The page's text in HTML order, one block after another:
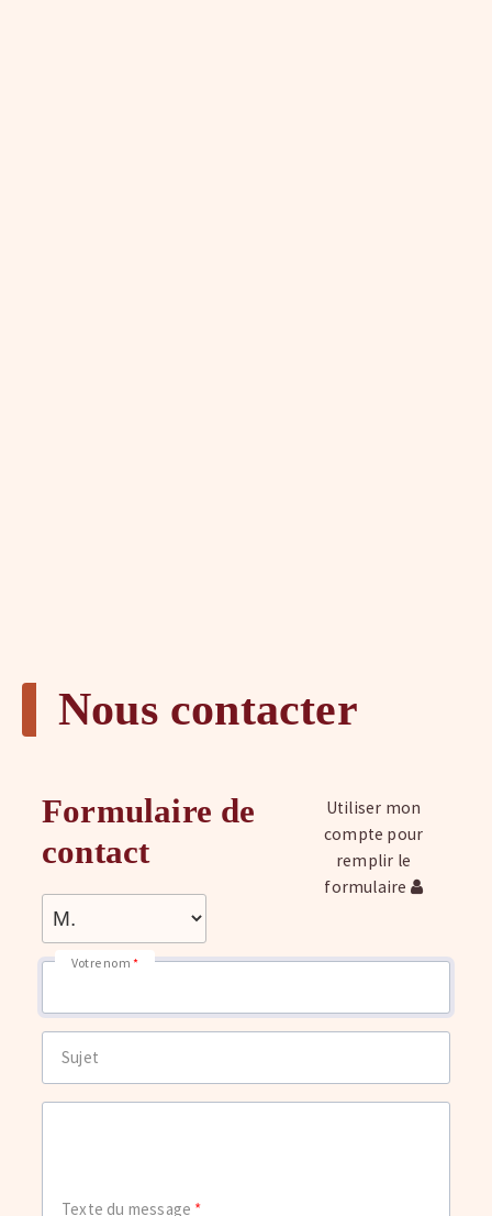
Nous contacter
Utiliser mon
compte pour
remplir le
formulaire
Formulaire de
contact
Votre nom
Sujet
Texte du message